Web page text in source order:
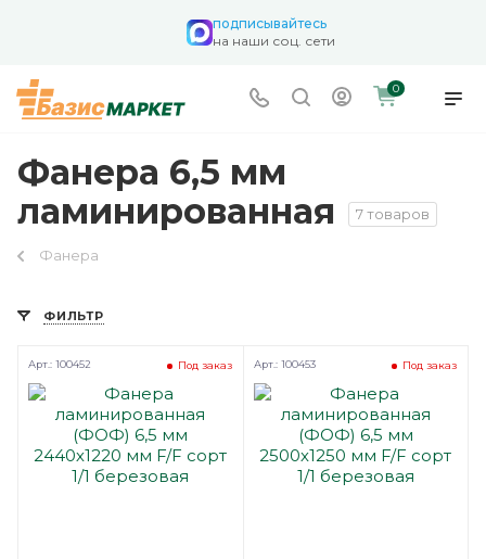
подписывайтесь
на наши соц. сети
0
Фанера 6,5 мм
ламинированная
7 товаров
Фанера
ФИЛЬТР
Под заказ
Арт.: 100452 Под заказ
Арт.: 100453